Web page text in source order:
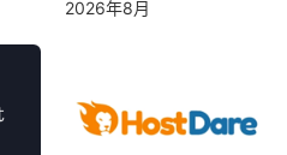
2026年8月